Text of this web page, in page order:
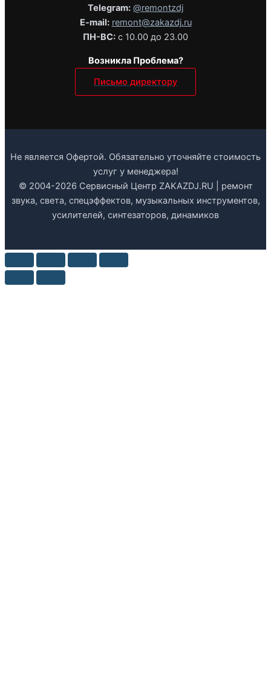
Telegram: @remontzdj‬
E-mail: remont@zakazdj.ru
ПН-ВС: с 10.00 до 23.00
Возникла Проблема?
Письмо директору
Не является Офертой. Обязательно уточняйте стоимость
услуг у менеджера!
© 2004-2026 Сервисный Центр ZAKAZDJ.RU | ремонт
звука, света, спецэффектов, музыкальных инструментов,
усилителей, синтезаторов, динамиков